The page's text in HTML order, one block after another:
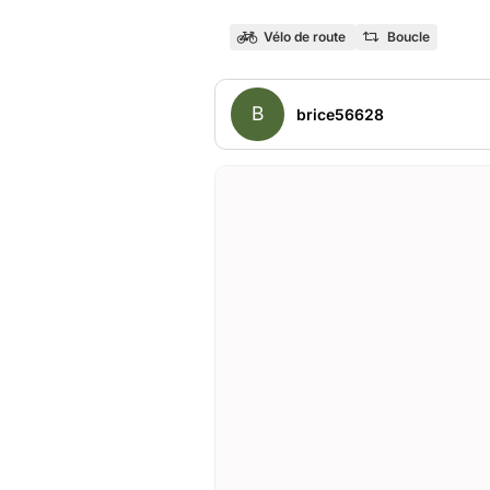
Vélo de route Boucle
B brice56628